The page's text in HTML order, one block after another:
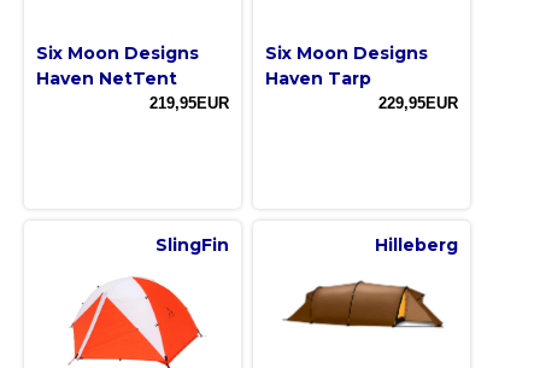
Six Moon Designs
Haven NetTent
219,95EUR
Six Moon Designs
Haven Tarp
229,95EUR
SlingFin Hilleberg